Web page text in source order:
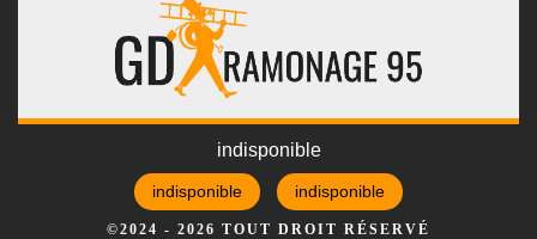
indisponible
indisponible indisponible
©2024 - 2026 TOUT DROIT RÉSERVÉ